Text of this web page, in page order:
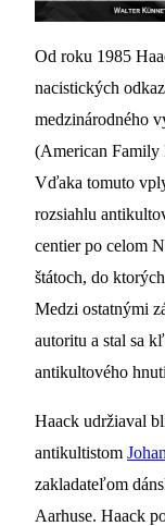
Od roku 1985
nacistických
medzinárodného
(American Family
Vďaka tomuto
rozsiahlu
centier po celom
štátoch, do
Medzi ostatnými
autoritu a stal sa
antikultového
Haack udržiaval
antikultistom
zakladateľom
Aarhuse. Haack